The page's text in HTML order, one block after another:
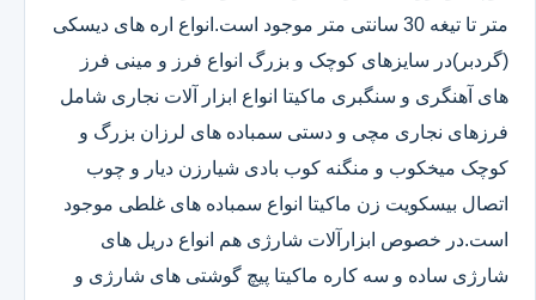
متر تا تیغه 30 سانتی متر موجود است.انواع اره های دیسکی
(گردبر)در سایزهای کوچک و بزرگ انواع فرز و مینی فرز
های آهنگری و سنگبری ماکیتا انواع ابزار آلات نجاری شامل
فرزهای نجاری مچی و دستی سمباده های لرزان بزرگ و
کوچک میخکوب و منگنه کوب بادی شیارزن دیار و چوب
اتصال بیسکویت زن ماکیتا انواع سمباده های غلطی موجود
است.در خصوص ابزارآلات شارژی هم انواع دریل های
شارژی ساده و سه کاره ماکیتا پیچ گوشتی های شارژی و